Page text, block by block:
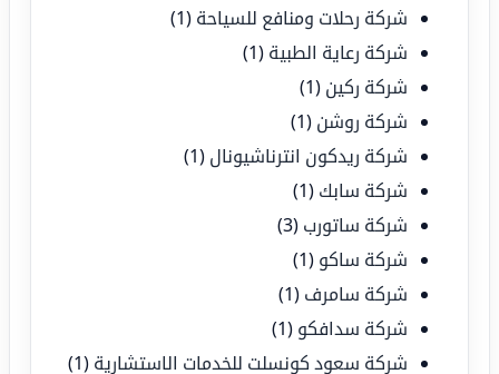
شركة رحلات ومنافع للسياحة (1)
شركة رعاية الطبية (1)
شركة ركين (1)
شركة روشن (1)
شركة ريدكون انترناشيونال (1)
شركة سابك (1)
شركة ساتورب (3)
شركة ساكو (1)
شركة سامرف (1)
شركة سدافكو (1)
شركة سعود كونسلت للخدمات الاستشارية (1)